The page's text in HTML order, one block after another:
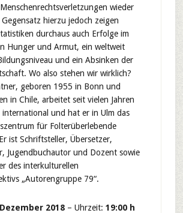
wieder
hierzu jedoch zeigen
durchaus auch Erfolge im
Hunger und Armut, ein weltweit
und ein Absinken der
Wo also stehen wir wirklich?
geboren 1955 in Bonn und
in Chile, arbeitet seit vielen Jahren
international und hat er in Ulm das
für Folterüberlebende
ist Schriftsteller, Übersetzer,
Jugendbuchautor und Dozent sowie
des interkulturellen
„Autorengruppe 79“.
2018– Uhrzeit: 19:00 h